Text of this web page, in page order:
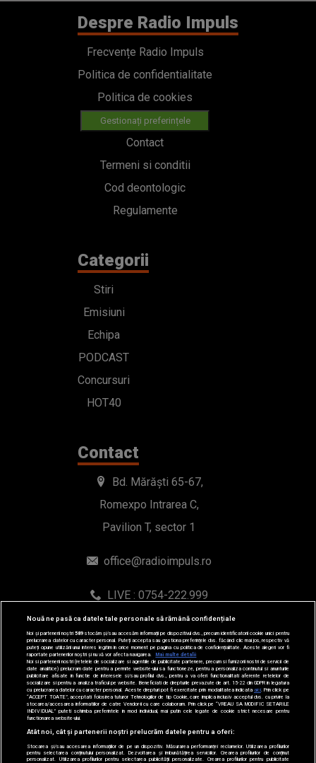
Contact
Termeni si conditii
Cod deontologic
Regulamente
Categorii
Stiri
Emisiuni
Echipa
Concursuri
HOT40
Bd. Mărăști 65-67,
Romexpo Intrarea C,
Pavilion T, sector 1
LIVE : 0754-222.999
WhatsApp: 0754-222.999
© 2019-2026 DOGAN MEDIA INTERNATIONAL SA, Toate
drepturile rezervate.
Nouă ne pasă ca datele tale personale să rămână confidențiale
Noi și partenerii noștri589stocăm și/sau accesăm informații pe dispozitivul dvs., precum identificatorii cookie unici pentru
prelucrarea datelor cu caracter personal. Puteți accepta sau gestiona preferințele dvs. făcând clic mai jos, respectiv vă
puteți opune utilizării unui interes legitim în orice moment pe pagina cu politica de confidențialitate. Aceste alegeri vor fi
raportate partenerilor noștri și nu vă vor afecta navigarea.
Mai multe detalii
Noi si partenerii nostri (retelele de socializare si agentiile de publicitate partenere, precum si furnizorii nostri de servicii de
date analitice) prelucram date pentru a permite website-ului sa functioneze, pentru a personaliza continutul si anunturile
publicitare afisate in functie de interesele si/sau profilul dvs., pentru a va oferi functionalitati aferente retelelor de
socializare si pentru a analiza traficul pe website. Beneficiati de drepturile prevazute de art. 15-22 din GDPR in legatura
cu prelucrarea datelor cu caracter personal. Aceste drepturi pot fi exercitate prin modalitatea indicataaici . Prin click pe
“ACCEPT TOATE”, acceptati folosirea tuturor Tehnologiilor de tip Cookie, care implica inclusiv acceptul dvs. cu privire la
stocarea/accesarea informatiilor de catre Vendor-ii cu care colaboram. Prin click pe “VREAU SA MODIFIC SETARILE
INDIVIDUAL” puteti schimba preferintele in mod individual, mai putin cele legate de cookie strict necesare pentru
functionarea website-ului.
Atât noi, cât și partenerii noștri prelucrăm datele pentru a oferi:
Stocarea și/sau accesarea informațiilor de pe un dispozitiv. Măsurarea performanței reclamelor. Utilizarea profilurilor
pentru selectarea conținutului personalizat. Dezvoltarea și îmbunătățirea serviciilor. Crearea profilurilor de conținut
personalizat. Utilizarea profilurilor pentru selectarea publicității personalizate. Crearea profilurilor pentru publicitate